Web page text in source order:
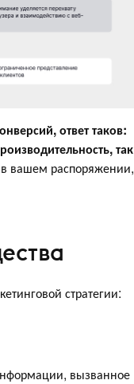
ответ таков:
так
вашем распоряжении,
стратегии:
вызванное